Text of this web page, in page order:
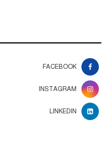
FACEBOOK
INSTAGRAM
LINKEDIN